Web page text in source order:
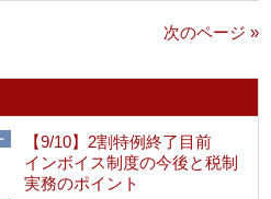
次のページ »
【9/10】2割特例終了目前
インボイス制度の今後と税制
実務のポイント